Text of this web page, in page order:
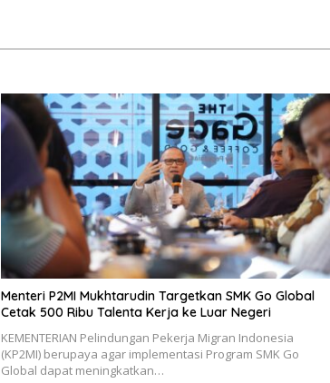
Menteri P2MI Mukhtarudin Targetkan SMK Go Global
Cetak 500 Ribu Talenta Kerja ke Luar Negeri
KEMENTERIAN Pelindungan Pekerja Migran Indonesia
(KP2MI) berupaya agar implementasi Program SMK Go
Global dapat meningkatkan…